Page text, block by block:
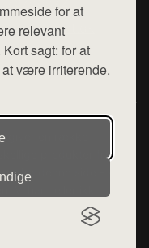
for at
relevant
sagt: for at
være irriterende.
hej@want.dk
og privatlivspolitik
en række
produkter fra
fra denne side - vi
Vi har heller ikke